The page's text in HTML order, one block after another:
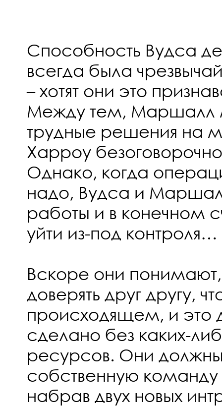
Способность Вудса
всегда была
– хотят они это
Между тем, Маршалл
трудные решения на
Харроу
Однако, когда
надо, Вудса и
работы и в конечном
уйти из-под контроля…
Вскоре они
доверять друг другу,
происходящем, и это
сделано без каких-
ресурсов. Они
собственную команду
набрав двух новых